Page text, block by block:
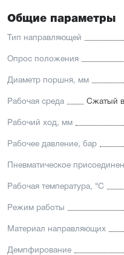
Общие параметры
Тип направляющей
Опрос положения
Диаметр поршня, мм
Рабочая среда Сжатый
Рабочий ход, мм
Рабочее давление, бар
Пневматическое
Рабочая температура, °С
Режим работы
Материал направляющих
Демпфирование